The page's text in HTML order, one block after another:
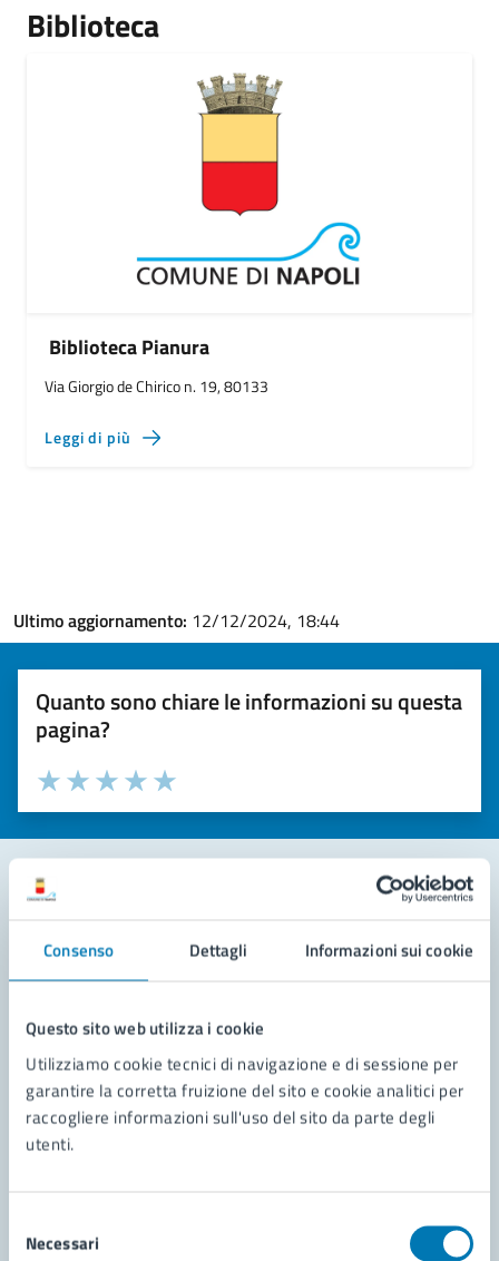
Consenso Dettagli Informazioni sui cookie
Questo sito web utilizza i cookie
Utilizziamo cookie tecnici di navigazione e di sessione per
garantire la corretta fruizione del sito e cookie analitici per
raccogliere informazioni sull'uso del sito da parte degli
utenti.
delNecessari
Biblioteca
Biblioteca Pianura
Via Giorgio de Chirico n. 19, 80133
Leggi di più
Ultimo aggiornamento: 12/12/2024, 18:44
Quanto sono chiare le informazioni su questa
pagina?
Valuta la chiarezza delle informazioni (da 1 a 5 stelle)
Seleziona il numero di stelle per valutare la chiarezza delle
Valuta 5 stelle su 5
Valuta 4 stelle su 5
Valuta 3 stelle su 5
Valuta 2 stelle su 5
Valuta 1 stelle su 5
Leggi le domande frequenti
Richiedi assistenza
Prenota appuntamento
Problemi in città